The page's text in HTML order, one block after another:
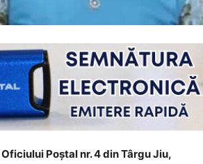
Poștal nr. 4 din Târgu Jiu,